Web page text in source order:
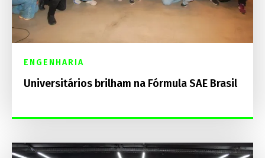
ENGENHARIA
Universitários brilham na Fórmula SAE Brasil